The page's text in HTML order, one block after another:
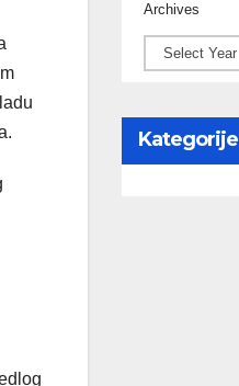
Archives
Kategorije